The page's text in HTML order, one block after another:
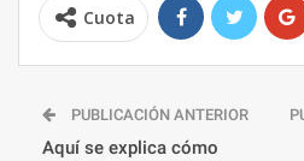
Cuota
PUBLICACIÓN ANTERIOR
Aquí se explica cómo